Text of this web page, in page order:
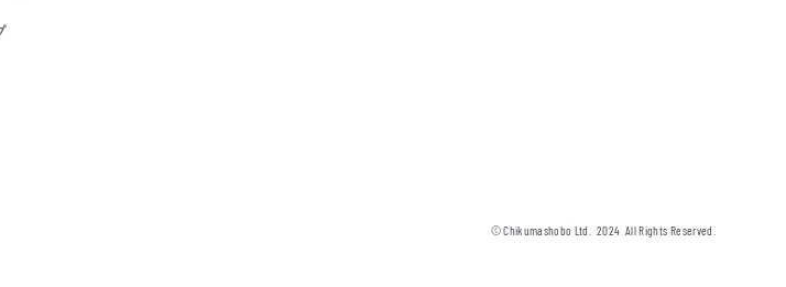
© Chikumashobo Ltd. 2024 All Rights Reserved.